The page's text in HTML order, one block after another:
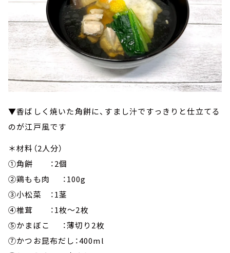
▼香ばしく焼いた角餅に、すまし汁ですっきりと仕立てる
のが江戸風です
＊材料（2人分）
①角餅 ：2個
②鶏もも肉 ：100g
③小松菜 ：1茎
④椎茸 ：1枚～2枚
⑤かまぼこ ：薄切り2枚
⑦かつお昆布だし：400ml